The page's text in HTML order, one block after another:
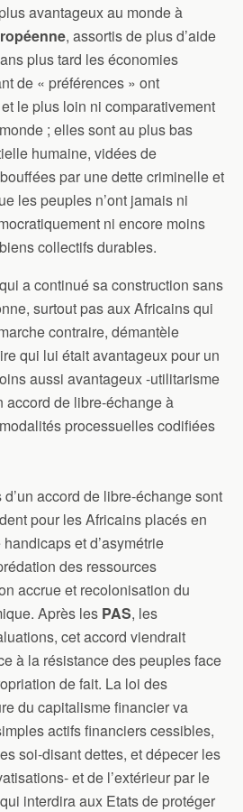
avantageux au monde à
, assortis de plus d’aide
plus tard les économies
de « préférences » ont
le plus loin ni comparativement
; elles sont au plus bas
humaine, vidées de
par une dette criminelle et
les peuples n’ont jamais ni
ni encore moins
collectifs durables.
qui a continué sa construction sans
surtout pas aux Africains qui
contraire, démantèle
qui lui était avantageux pour un
aussi avantageux -utilitarisme
accord de libre-échange à
processuelles codifiées
accord de libre-échange sont
pour les Africains placés en
et d’asymétrie
des ressources
accrue et recolonisation du
Après les PAS, les
cet accord viendrait
à la résistance des peuples face
de fait. La loi des
du capitalisme financier va
actifs financiers cessibles,
soi-disant dettes, et dépecer les
et de l’extérieur par le
interdira aux Etats de protéger